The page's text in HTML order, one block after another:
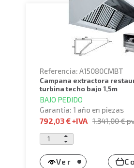
Referencia: A15080CMBT
campana extractora restaurante con
turbina techo bajo 1,5m
BAJO PEDIDO
Garantía: 1 año en piezas
792,03 €+IVA 1.341,00 €
Ver